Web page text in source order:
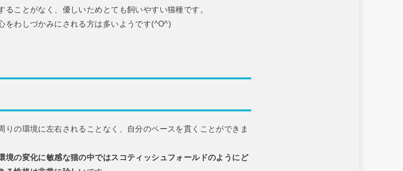
ることがなく、優しいためとても飼いやすい猫種です。
をわしづかみにされる方は多いようです(^O^)
りの環境に左右されることなく、自分のペースを貫くことができま
境の変化に敏感な猫の中ではスコティッシュフォールドのようにど